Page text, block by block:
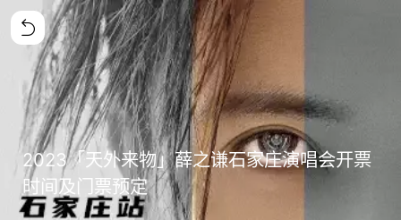
2023「天外来物」薛之谦石家庄演唱会开票
时间及门票预定